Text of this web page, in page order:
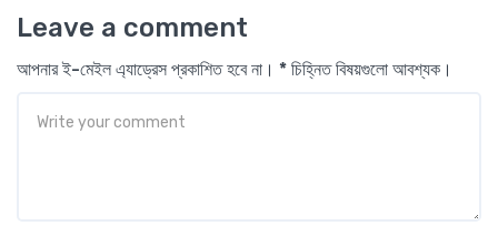
Leave a comment
আপনার ই-মেইল এ্যাড্রেস প্রকাশিত হবে না। * চিহ্নিত বিষয়গুলো আবশ্যক।